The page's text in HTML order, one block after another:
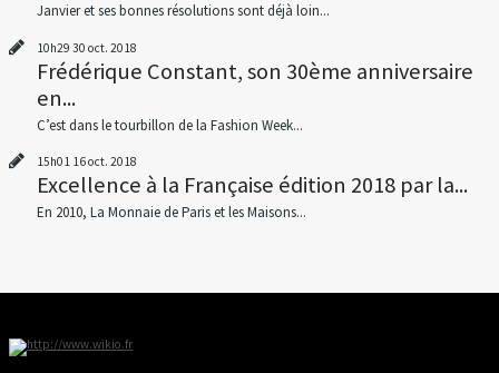
Janvier et ses bonnes résolutions sont déjà loin...
10h29 30 oct. 2018
Frédérique Constant, son 30ème anniversaire
en...
C’est dans le tourbillon de la Fashion Week...
15h01 16oct. 2018
Excellence à la Française édition 2018 par la...
En 2010, La Monnaie de Paris et les Maisons...